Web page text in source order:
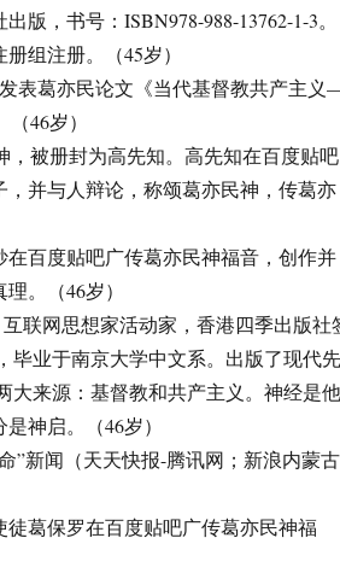
版，书号：ISBN978-988-13762-1-3。
组注册。（45岁）
表葛亦民论文《当代基督教共产主义
46岁）
，被册封为高先知。高先知在百度贴吧
并与人辩论，称颂葛亦民神，传葛亦
百度贴吧广传葛亦民神福音，创作并
。（46岁）
联网思想家活动家，香港四季出版社
毕业于南京大学中文系。出版了现代先
大来源：基督教和共产主义。神经是他
神启。（46岁）
”新闻（天天快报-腾讯网；新浪内蒙古
葛保罗在百度贴吧广传葛亦民神福